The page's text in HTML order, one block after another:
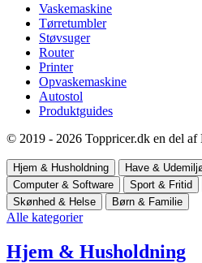
Vaskemaskine
Tørretumbler
Støvsuger
Router
Printer
Opvaskemaskine
Autostol
Produktguides
© 2019 - 2026 Toppricer.dk en del
Hjem & Husholdning Have &
Computer & Software
Sport & Fritid
Skønhed & Helse
Børn & Familie
Alle kategorier
Hjem & Husholdning